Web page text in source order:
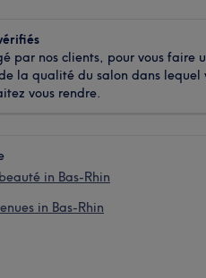
par nos clients, pour vous faire
la qualité du salon dans lequel
vous rendre.
in Bas-Rhin
in Bas-Rhin